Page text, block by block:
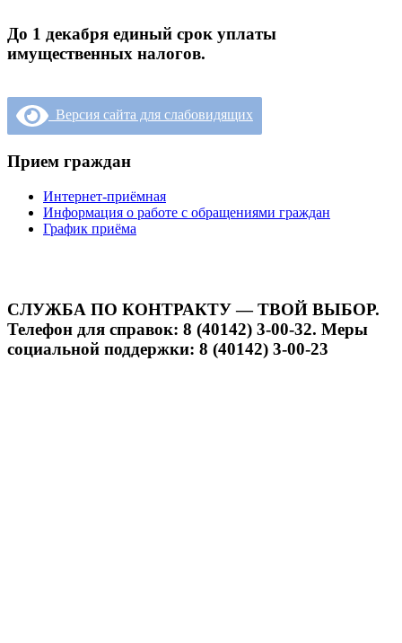
До 1 декабря единый срок уплаты
имущественных налогов.
Версия сайта для слабовидящих
Прием граждан
Интернет-приёмная
Информация о работе с обращениями граждан
График приёма
СЛУЖБА ПО КОНТРАКТУ — ТВОЙ ВЫБОР.
Телефон для справок: 8 (40142) 3-00-32. Меры
социальной поддержки: 8 (40142) 3-00-23